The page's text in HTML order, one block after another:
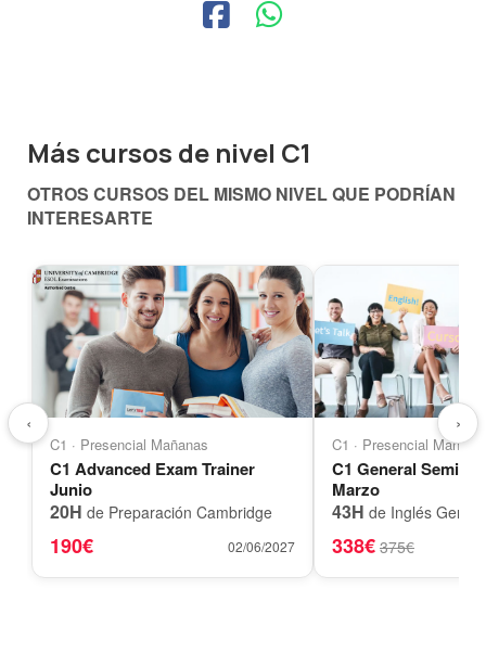
Más cursos de nivel C1
OTROS CURSOS DEL MISMO NIVEL QUE PODRÍAN
INTERESARTE
C1 · Presencial Mañanas
C1 Advanced Exam Trainer
Junio
20H de Preparación Cambridge
190€ 02/06/2027
C1 · Presencial
C1 General Semi-
Marzo
43H de Inglés
338€ 375€
‹ ›